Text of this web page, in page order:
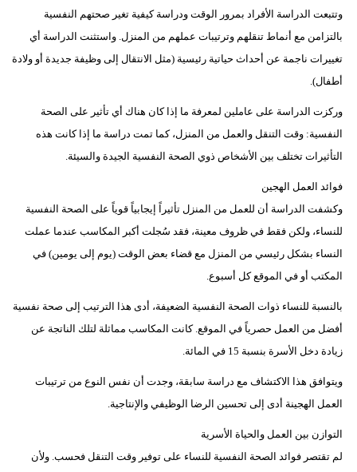
وتتبعت الدراسة الأفراد بمرور الوقت ودراسة كيفية تغير صحتهم النفسية
بالتزامن مع أنماط تنقلهم وترتيبات عملهم من المنزل. واستثنت الدراسة أي
تغييرات ناجمة عن أحداث حياتية رئيسية (مثل الانتقال إلى وظيفة جديدة أو ولادة
أطفال).
وركزت الدراسة على عاملين لمعرفة ما إذا كان هناك أي تأثير على الصحة
النفسية: وقت التنقل والعمل من المنزل، كما تمت دراسة ما إذا كانت هذه
التأثيرات تختلف بين الأشخاص ذوي الصحة النفسية الجيدة والسيئة.
فوائد العمل الهجين
وكشفت الدراسة أن للعمل من المنزل تأثيراً إيجابياً قوياً على الصحة النفسية
للنساء، ولكن فقط في ظروف معينة، فقد سُجلت أكبر المكاسب عندما عملت
النساء بشكل رئيسي من المنزل مع قضاء بعض الوقت (يوم إلى يومين) في
المكتب أو في الموقع كل أسبوع.
بالنسبة للنساء ذوات الصحة النفسية الضعيفة، أدى هذا الترتيب إلى صحة نفسية
أفضل من العمل حصرياً في الموقع. كانت المكاسب مماثلة لتلك الناتجة عن
زيادة دخل الأسرة بنسبة 15 في المائة.
ويتوافق هذا الاكتشاف مع دراسة سابقة، وجدت أن نفس النوع من ترتيبات
العمل الهجينة أدى إلى تحسين الرضا الوظيفي والإنتاجية.
التوازن بين العمل والحياة الأسرية
لم تقتصر فوائد الصحة النفسية للنساء على توفير وقت التنقل فحسب. ولأن